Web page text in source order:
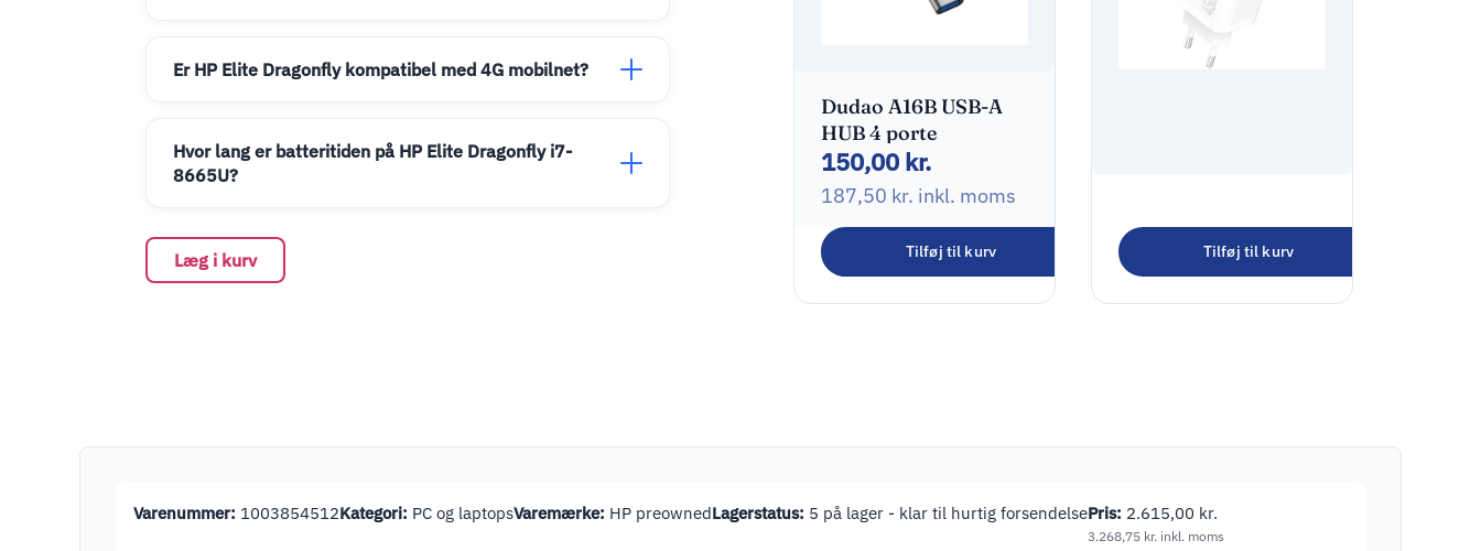
Er HP Elite Dragonfly kompatibel med 4G mobilnet?
Hvor lang er batteritiden på HP Elite Dragonfly i7-
8665U?
Læg i kurv
Dudao A16B USB-A
HUB 4 porte
150,00 kr.
187,50 kr. inkl. moms
Tilføj til kurv
Adapter 45Watt
2xUSB-C Hvid
230,00 kr.
287,50kr.inkl. moms
Tilføj til kurv
Varenummer: 1003854512Kategori: PC og laptopsVaremærke: HP preownedLagerstatus: 5 på lager - klar til hurtig forsendelsePris: 2.615,00 kr.
3.268,75 kr. inkl. moms